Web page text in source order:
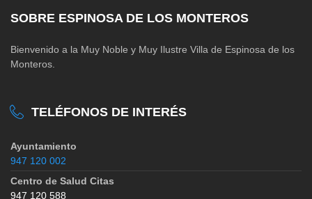
SOBRE ESPINOSA DE LOS MONTEROS
Bienvenido a la Muy Noble y Muy Ilustre Villa de Espinosa de los
Monteros.
TELÉFONOS DE INTERÉS
Ayuntamiento
947 120 002
Centro de Salud Citas
947 120 588